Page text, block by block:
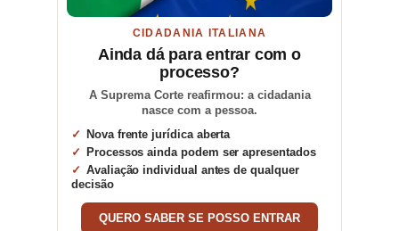
CIDADANIA ITALIANA
Ainda dá para entrar com o
processo?
A Suprema Corte reafirmou: a cidadania
nasce com a pessoa.
Nova frente jurídica aberta
Processos ainda podem ser apresentados
Avaliação individual antes de qualquer
decisão
QUERO SABER SE POSSO ENTRAR